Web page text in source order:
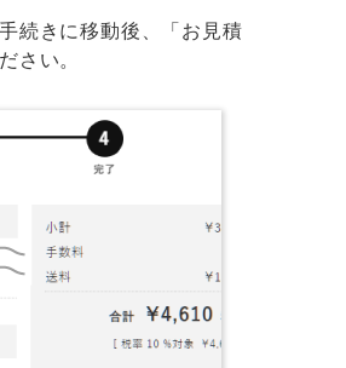
続きに移動後、「お見積
さい。